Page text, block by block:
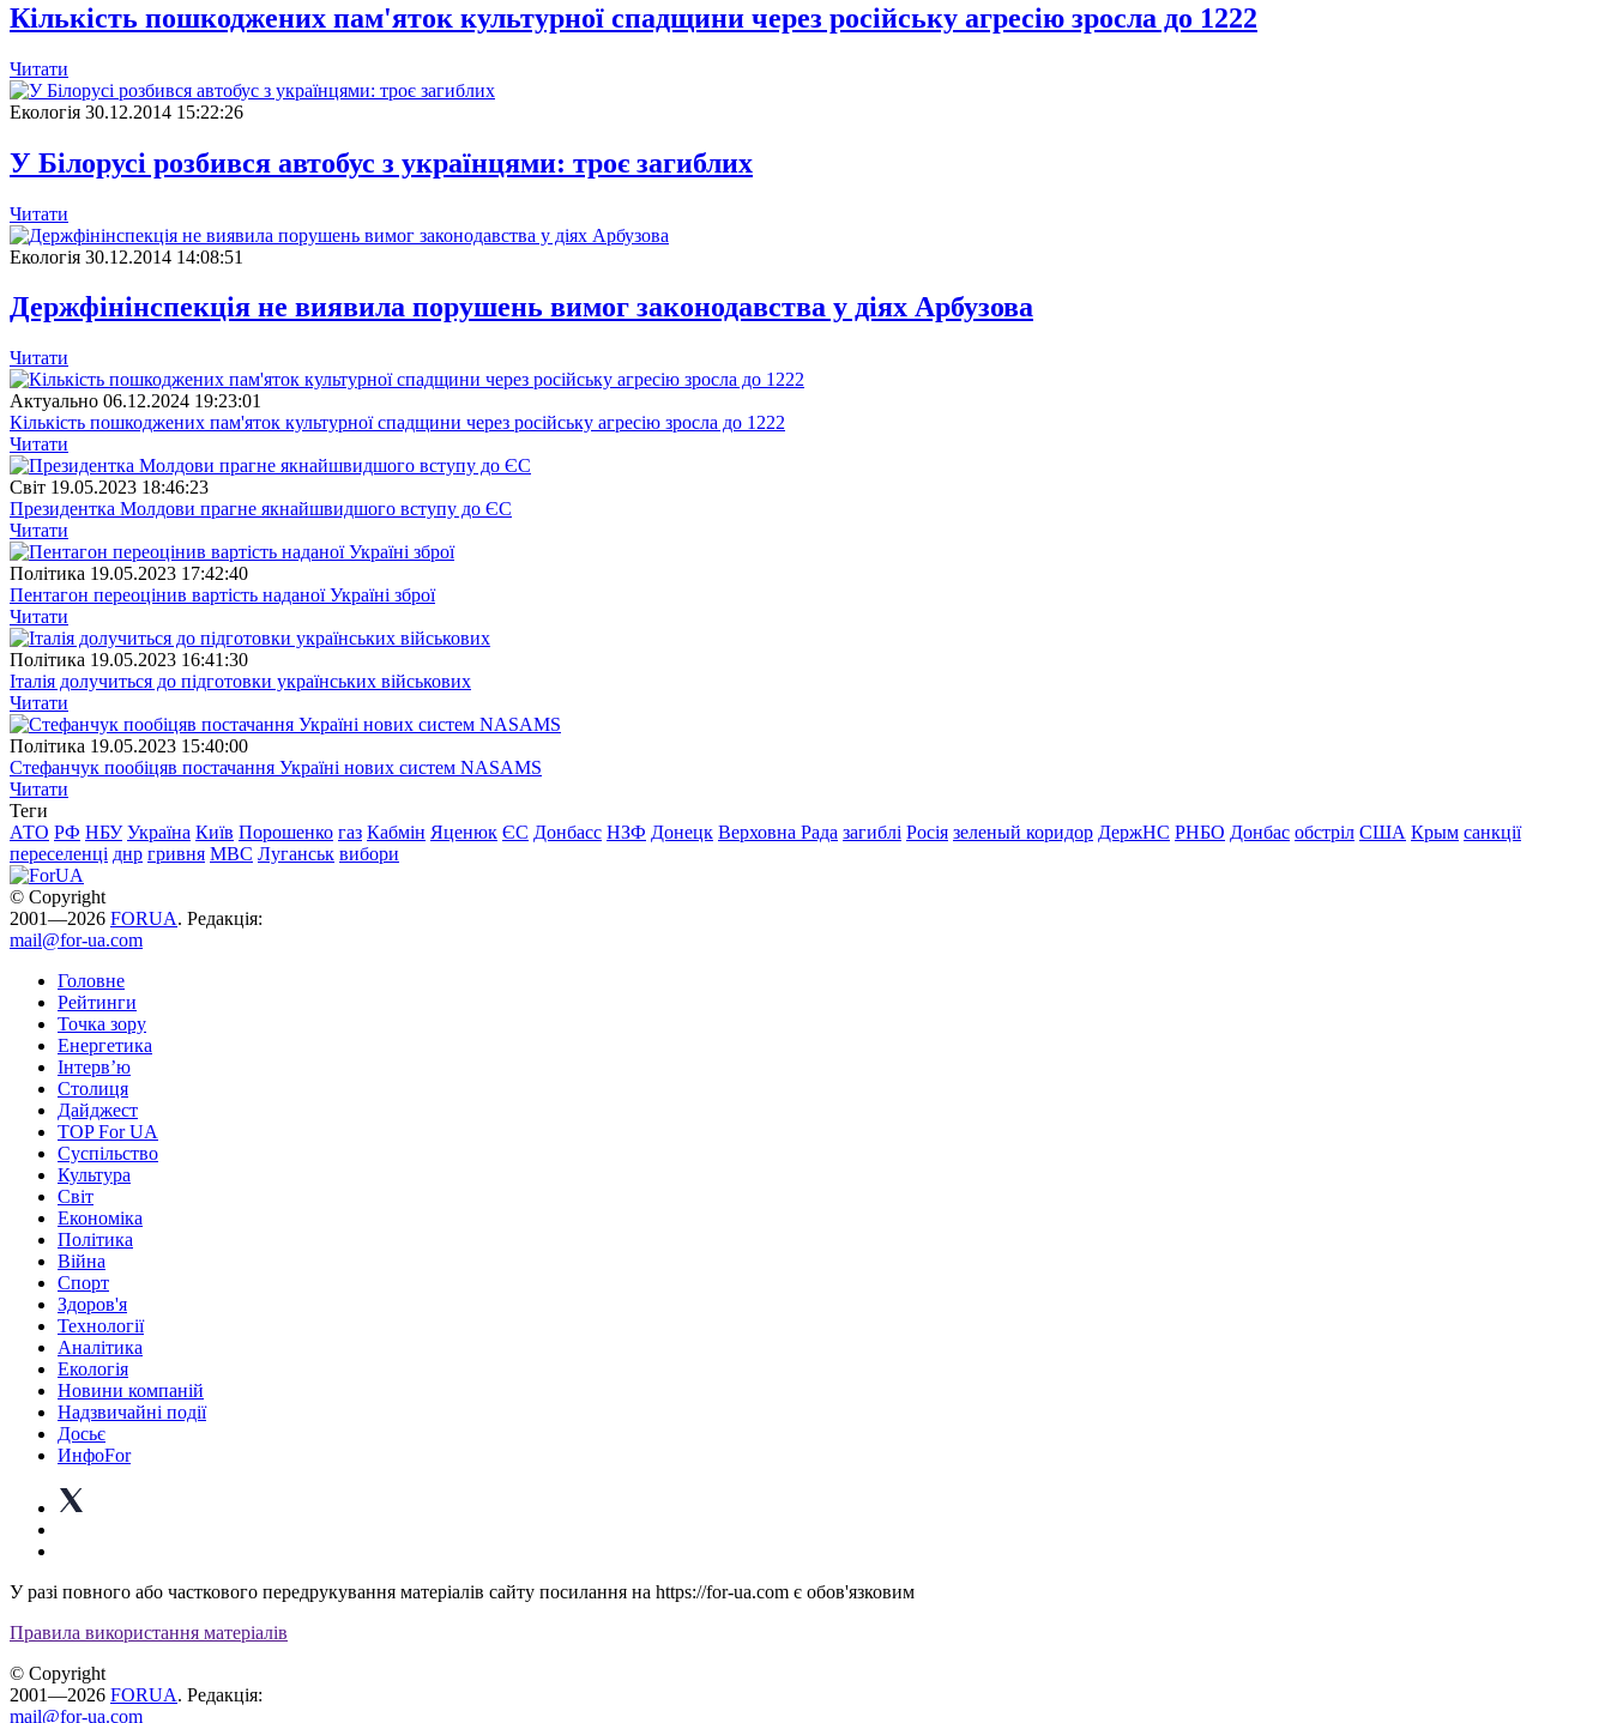
Кількість пошкоджених пам'яток культурної спадщини через російську агресію зросла до 1222
Читати
Екологія 30.12.2014 15:22:26
У Білорусі розбився автобус з українцями: троє загиблих
Читати
Екологія 30.12.2014 14:08:51
Держфінінспекція не виявила порушень вимог законодавства у діях Арбузова
Читати
Актуально 06.12.2024 19:23:01
Кількість пошкоджених пам'яток культурної спадщини через російську агресію зросла до 1222
Читати
Свiт 19.05.2023 18:46:23
Президентка Молдови прагне якнайшвидшого вступу до ЄС
Читати
Полiтика 19.05.2023 17:42:40
Пентагон переоцінив вартість наданої Україні зброї
Читати
Полiтика 19.05.2023 16:41:30
Італія долучиться до підготовки українських військових
Читати
Полiтика 19.05.2023 15:40:00
Стефанчук пообіцяв постачання Україні нових систем NASAMS
Читати
Теги
АТО РФ НБУ Україна Київ Порошенко газ Кабмін Яценюк ЄС Донбасс НЗФ Донецк Верховна Рада загиблі Росія зеленый коридор ДержНС РНБО Донбас обстріл США Крым санкції
переселенці днр гривня МВС Луганськ вибори
© Copyright
2001—2026 FORUA. Редакція:
mail@for-ua.com
Головне
Рейтинги
Точка зору
Енергетика
Інтерв’ю
Столиця
Дайджест
TOP For UA
Суспiльство
Культура
Світ
Економіка
Політика
Війна
Спорт
Здоров'я
Технології
Аналітика
Екологія
Новини компаній
Надзвичайні події
Досьє
ИнфоFor
У разі повного або часткового передрукування матеріалів сайту посилання на https://for-ua.com є обов'язковим
Правила використання матеріалів
© Copyright
2001—2026 FORUA. Редакція:
mail@for-ua.com